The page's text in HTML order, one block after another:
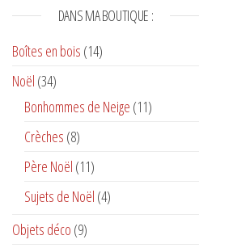
DANS MA BOUTIQUE :
Boîtes en bois (14)
Noël (34)
Bonhommes de Neige (11)
Crèches (8)
Père Noël (11)
Sujets de Noël (4)
Objets déco (9)